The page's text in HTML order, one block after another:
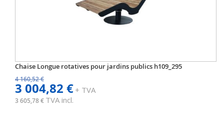
Chaise Longue rotatives pour jardins publics h109_295
4 160,52 €
3 004,82 €+ TVA
3 605,78 € TVA incl.